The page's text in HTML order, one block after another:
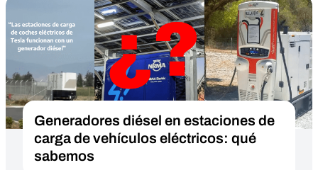
Generadores diésel en estaciones de
carga de vehículos eléctricos: qué
sabemos